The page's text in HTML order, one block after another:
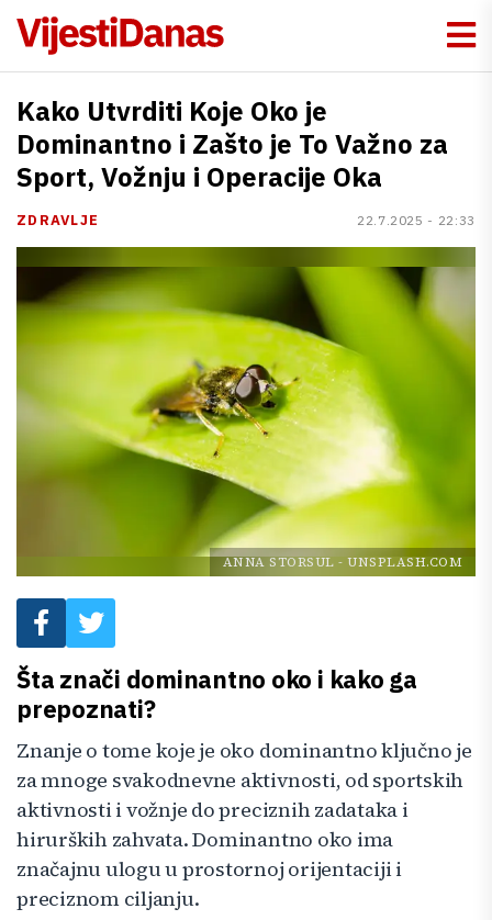
Kako Utvrditi Koje Oko je
Dominantno i Zašto je To Važno za
Sport, Vožnju i Operacije Oka
ZDRAVLJE 22.7.2025 - 22:33
ANNA STORSUL - UNSPLASH.COM
Šta znači dominantno oko i kako ga
prepoznati?
Znanje o tome koje je oko dominantno ključno je
za mnoge svakodnevne aktivnosti, od sportskih
aktivnosti i vožnje do preciznih zadataka i
hirurških zahvata. Dominantno oko ima
značajnu ulogu u prostornoj orijentaciji i
preciznom ciljanju.